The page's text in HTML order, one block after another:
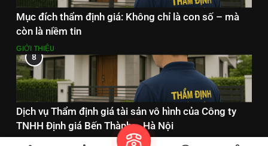
Mục đích thẩm định giá: Không chỉ là con số – mà
còn là niềm tin
GIỚI THIỆU
8
Dịch vụ Thẩm định giá tài sản vô hình của Công ty
TNHH Định giá Bến Thành – Hà Nội
DỊCH VỤ THẨM ĐỊNH GIÁ